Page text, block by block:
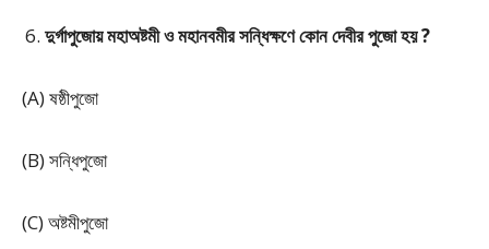
দুর্গাপুজোয় মহাঅষ্টমী ও মহানবমীর সন্ধিক্ষণে কোন দেবীর পুজো হয় ?
(A) ষষ্ঠীপুজো
(B) সন্ধিপুজো
(C) অষ্টমীপুজো